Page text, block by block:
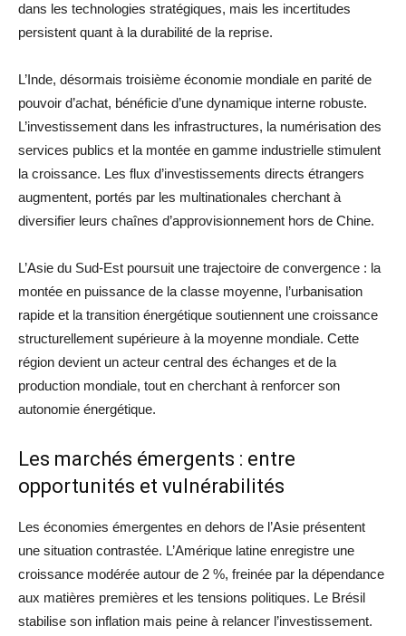
dans les technologies stratégiques, mais les incertitudes
persistent quant à la durabilité de la reprise.
L’Inde, désormais troisième économie mondiale en parité de
pouvoir d’achat, bénéficie d’une dynamique interne robuste.
L’investissement dans les infrastructures, la numérisation des
services publics et la montée en gamme industrielle stimulent
la croissance. Les flux d’investissements directs étrangers
augmentent, portés par les multinationales cherchant à
diversifier leurs chaînes d’approvisionnement hors de Chine.
L’Asie du Sud-Est poursuit une trajectoire de convergence : la
montée en puissance de la classe moyenne, l’urbanisation
rapide et la transition énergétique soutiennent une croissance
structurellement supérieure à la moyenne mondiale. Cette
région devient un acteur central des échanges et de la
production mondiale, tout en cherchant à renforcer son
autonomie énergétique.
Les marchés émergents : entre
opportunités et vulnérabilités
Les économies émergentes en dehors de l’Asie présentent
une situation contrastée. L’Amérique latine enregistre une
croissance modérée autour de 2 %, freinée par la dépendance
aux matières premières et les tensions politiques. Le Brésil
stabilise son inflation mais peine à relancer l’investissement.